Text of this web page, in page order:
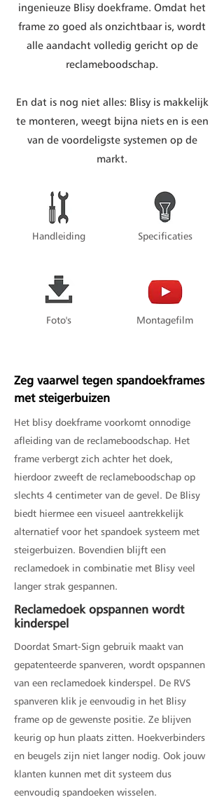
ingenieuze Blisy doekframe. Omdat het
frame zo goed als onzichtbaar is, wordt
alle aandacht volledig gericht op de
reclameboodschap.
En dat is nog niet alles: Blisy is makkelijk
te monteren, weegt bijna niets en is een
van de voordeligste systemen op de
markt.
Handleiding
Foto's
Specificaties
Montagefilm
Zeg vaarwel tegen spandoekframes
met steigerbuizen
Het blisy doekframe voorkomt onnodige
afleiding van de reclameboodschap. Het
frame verbergt zich achter het doek,
hierdoor zweeft de reclameboodschap op
slechts 4 centimeter van de gevel. De Blisy
biedt hiermee een visueel aantrekkelijk
alternatief voor het spandoek systeem met
steigerbuizen. Bovendien blijft een
reclamedoek in combinatie met Blisy veel
langer strak gespannen.
Reclamedoek opspannen wordt
kinderspel
Doordat Smart-Sign gebruik maakt van
gepatenteerde spanveren, wordt opspannen
van een reclamedoek kinderspel. De RVS
spanveren klik je eenvoudig in het Blisy
frame op de gewenste positie. Ze blijven
keurig op hun plaats zitten. Hoekverbinders
en beugels zijn niet langer nodig. Ook jouw
klanten kunnen met dit systeem dus
eenvoudig spandoeken wisselen.